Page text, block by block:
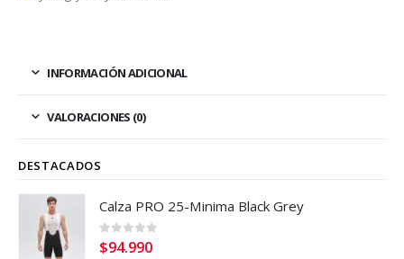
INFORMACIÓN ADICIONAL
VALORACIONES (0)
DESTACADOS
Calza PRO 25-Minima Black Grey
0out of 5
$94.990